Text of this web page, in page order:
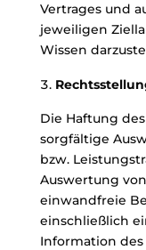
Vertrages und
jeweiligen
Wissen
Die Haftung
sorgfältige
bzw.
Auswertung
einwandfreie
einschließlich
Information